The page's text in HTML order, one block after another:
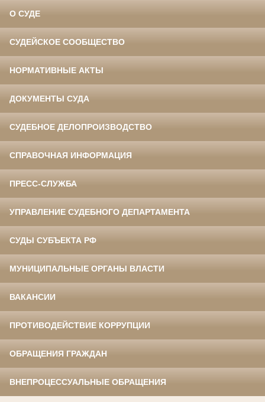
О СУДЕ
СУДЕЙСКОЕ СООБЩЕСТВО
НОРМАТИВНЫЕ АКТЫ
ДОКУМЕНТЫ СУДА
СУДЕБНОЕ ДЕЛОПРОИЗВОДСТВО
СПРАВОЧНАЯ ИНФОРМАЦИЯ
ПРЕСС-СЛУЖБА
УПРАВЛЕНИЕ СУДЕБНОГО ДЕПАРТАМЕНТА
СУДЫ СУБЪЕКТА РФ
МУНИЦИПАЛЬНЫЕ ОРГАНЫ ВЛАСТИ
ВАКАНСИИ
ПРОТИВОДЕЙСТВИЕ КОРРУПЦИИ
ОБРАЩЕНИЯ ГРАЖДАН
ВНЕПРОЦЕССУАЛЬНЫЕ ОБРАЩЕНИЯ